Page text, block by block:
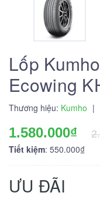
Lốp
Ecowing
Thương hiệu: Kumho |
1.580.000₫
Tiết kiệm: 550.000₫
ƯU ĐÃI